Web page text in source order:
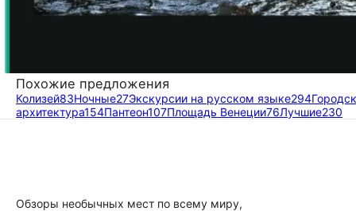
Похожие предложения
Колизей83Ночные27Экскурсии на русском языке294
архитектура154Пантеон107Площадь Венеции76Лучшие230
Обзоры необычных мест по всему миру,